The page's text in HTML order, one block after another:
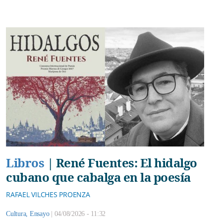
Libros | René Fuentes: El hidalgo
cubano que cabalga en la poesía
RAFAEL VILCHES PROENZA
Cultura, Ensayo | 04/08/2026 - 11:32